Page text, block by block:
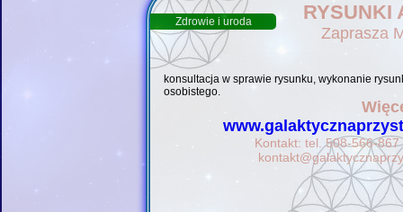
Zdrowie i uroda RYSUNKI
Zaprasza
konsultacja w sprawie rysunku, wykonanie
osobistego.
Kontakt: tel. 508-566-867